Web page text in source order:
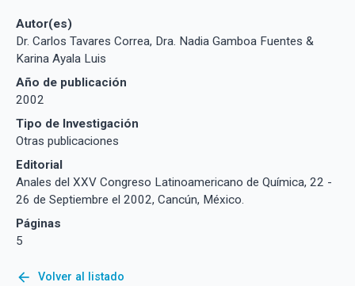
Autor(es)
Dr. Carlos Tavares Correa, Dra. Nadia Gamboa Fuentes &
Karina Ayala Luis
Año de publicación
2002
Tipo de Investigación
Otras publicaciones
Editorial
Anales del XXV Congreso Latinoamericano de Química, 22 -
26 de Septiembre el 2002, Cancún, México.
Páginas
5
arrow_back Volver al listado